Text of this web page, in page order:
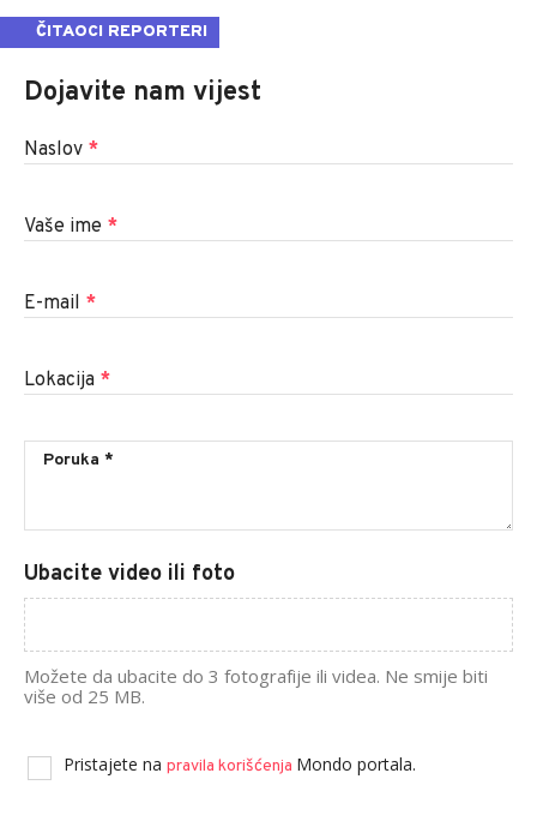
ČITAOCI REPORTERI
Dojavite nam vijest
Naslov *
Vaše ime *
E-mail *
Lokacija *
Ubacite video ili foto
Možete da ubacite do 3 fotografije ili videa. Ne smije biti
više od 25 MB.
Pristajete na pravila korišćenja Mondo portala.